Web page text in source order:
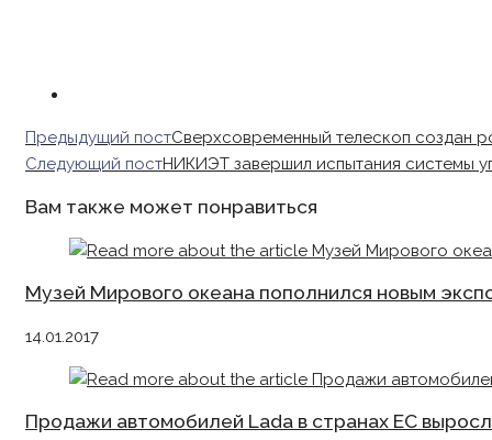
Read
more
Предыдущий постСверхсовременный телескоп создан
Следующий постНИКИЭТ завершил испытания системы
Вам также может понравиться
Музей Мирового океана пополнился новым
14.01.2017
Продажи автомобилей Lada в странах ЕС